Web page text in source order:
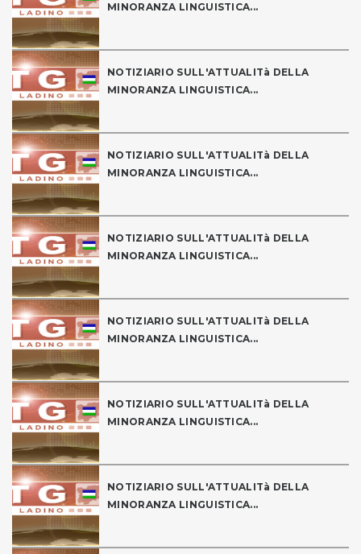
MINORANZA LINGUISTICA...
NOTIZIARIO SULL'ATTUALITà DELLA
MINORANZA LINGUISTICA...
NOTIZIARIO SULL'ATTUALITà DELLA
MINORANZA LINGUISTICA...
NOTIZIARIO SULL'ATTUALITà DELLA
MINORANZA LINGUISTICA...
NOTIZIARIO SULL'ATTUALITà DELLA
MINORANZA LINGUISTICA...
NOTIZIARIO SULL'ATTUALITà DELLA
MINORANZA LINGUISTICA...
NOTIZIARIO SULL'ATTUALITà DELLA
MINORANZA LINGUISTICA...